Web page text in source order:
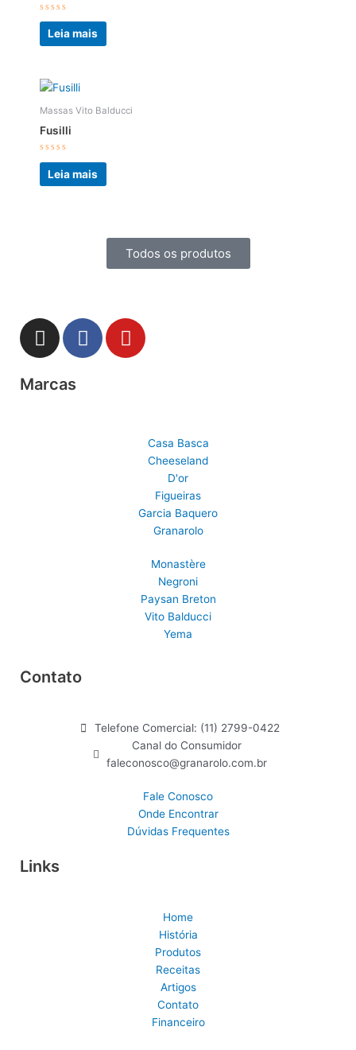
Avaliação
de
5
Leia mais
Massas Vito Balducci
Fusilli
Avaliação
de
5
Leia mais
Todos os produtos
I
n
t
F
a
Y
o
Marcas
Casa Basca
Cheeseland
D'or
Figueiras
Garcia Baquero
Granarolo
Monastère
Negroni
Paysan Breton
Vito Balducci
Yema
Contato
Telefone Comercial: (11) 2799-0422
Canal do Consumidor
faleconosco@granarolo.com.br
Fale Conosco
Onde Encontrar
Dúvidas Frequentes
Links
Home
História
Produtos
Receitas
Artigos
Contato
Financeiro